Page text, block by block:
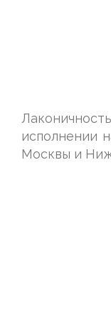
исполнении
Москвы и